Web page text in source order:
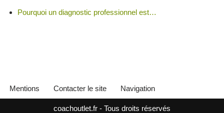
Pourquoi un diagnostic professionnel est…
Mentions Contacter le site Navigation
coachoutlet.fr - Tous droits réservés